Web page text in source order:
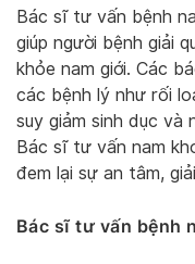
Bác sĩ tư vấn bệnh
giúp người bệnh giải
khỏe nam giới. Các
các bệnh lý như rối
suy giảm sinh dục và
Bác sĩ tư vấn nam
đem lại sự an tâm,
Bác sĩ tư vấn bệnh